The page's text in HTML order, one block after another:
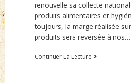
renouvelle sa collecte
produits alimentaires et
toujours, la marge réalisée
produits sera reversée à nos…
Continuer La Lecture
Collecte